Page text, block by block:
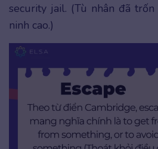
security jail. (Tù nhân đã
ninh cao.)